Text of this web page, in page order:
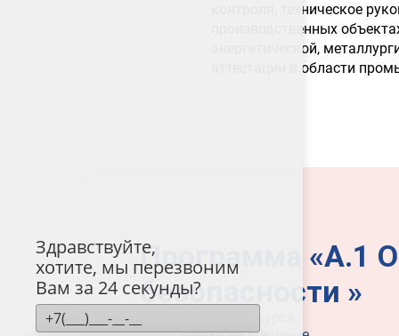
контроля, техническое
производственных
энергетической,
аттестации в области
Программа «А.1
безопасности »
Здравствуйте,
хотите, мы перезвоним
Вам за 24 секунды?